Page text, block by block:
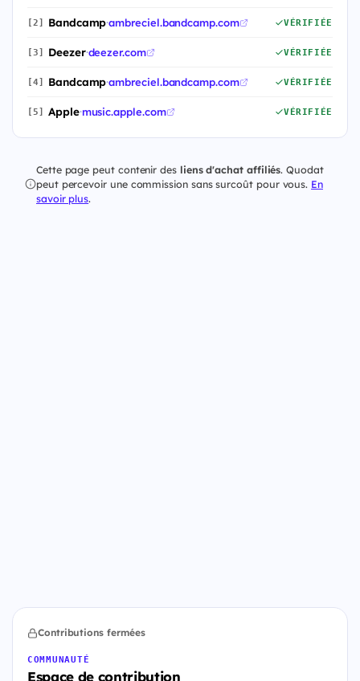
[2] Bandcamp·ambreciel.bandcamp.com VÉRIFIÉE
[3] Deezer·deezer.com VÉRIFIÉE
[4] Bandcamp·ambreciel.bandcamp.com VÉRIFIÉE
[5] Apple·music.apple.com VÉRIFIÉE
Cette page peut contenir des liens d'achat affiliés. Quodat
peut percevoir une commission sans surcoût pour vous. En
savoir plus.
Contributions fermées
COMMUNAUTÉ
Espace de contribution